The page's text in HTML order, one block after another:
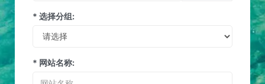
* 选择分组:
* 网站名称: